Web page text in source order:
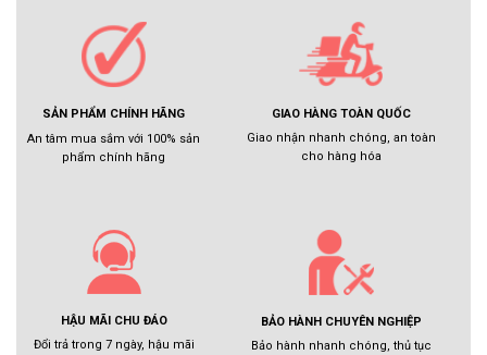
SẢN PHẨM CHÍNH HÃNG
An tâm mua sắm với 100% sản
phẩm chính hãng
GIAO HÀNG TOÀN QUỐC
Giao nhận nhanh chóng, an toàn
cho hàng hóa
HẬU MÃI CHU ĐÁO
Đổi trả trong 7 ngày, hậu mãi
BẢO HÀNH CHUYÊN NGHIỆP
Bảo hành nhanh chóng, thủ tục